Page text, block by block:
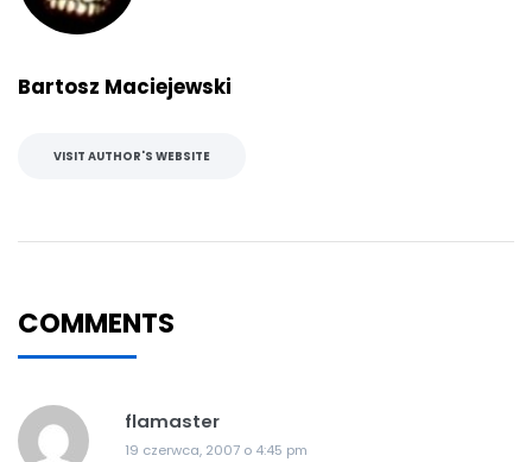
Bartosz Maciejewski
VISIT AUTHOR'S WEBSITE
COMMENTS
flamaster
19 czerwca, 2007 o 4:45 pm